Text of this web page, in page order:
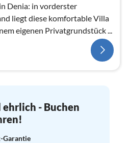
Denia: in vorderster
liegt diese komfortable Villa
eigenen Privatgrundstück ...
ehrlich - Buchen
Garantie